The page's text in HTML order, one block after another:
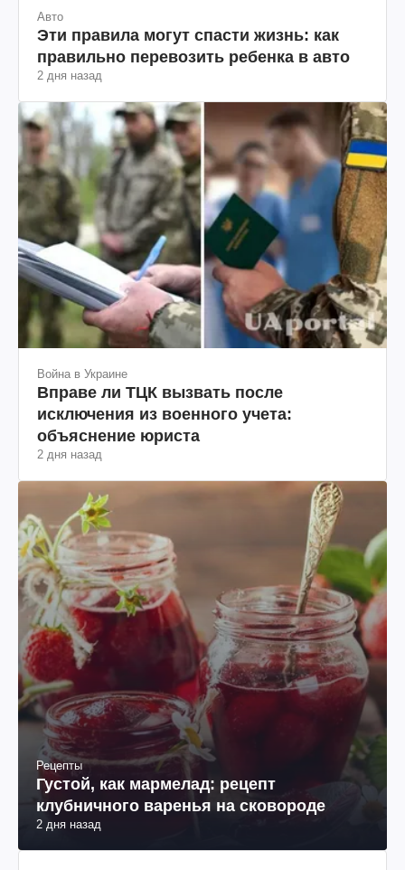
Авто
Эти правила могут спасти жизнь: как
правильно перевозить ребенка в авто
2 дня назад
Война в Украине
Вправе ли ТЦК вызвать после
исключения из военного учета:
объяснение юриста
2 дня назад
Рецепты
Густой, как мармелад: рецепт
клубничного варенья на сковороде
2 дня назад